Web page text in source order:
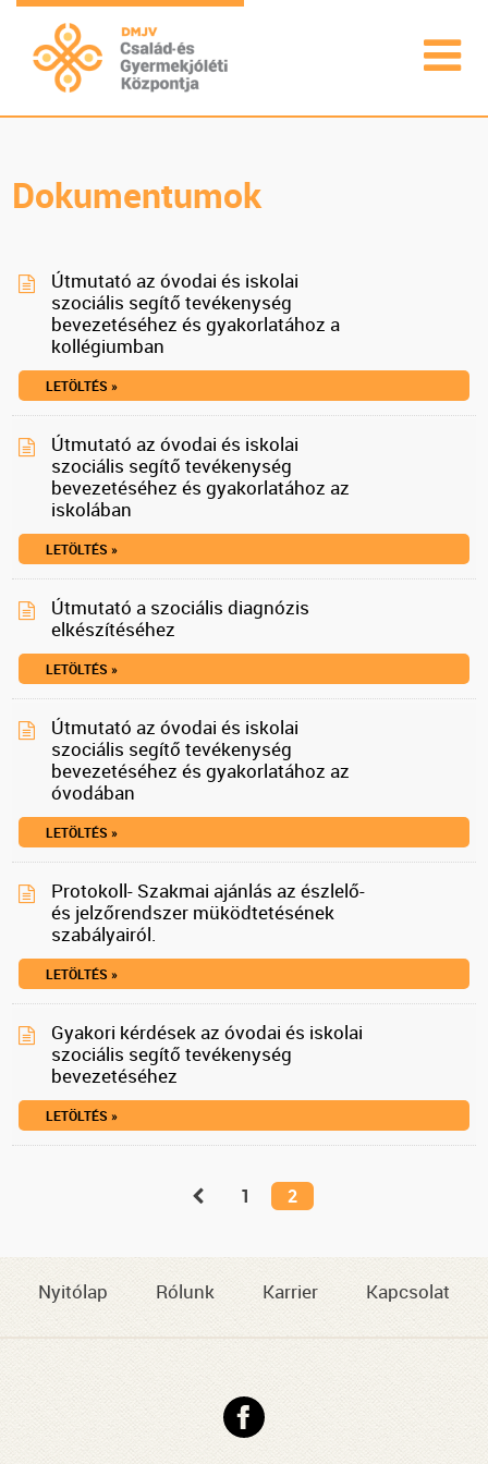
Dokumentumok
Útmutató az óvodai és iskolai
szociális segítő tevékenység
bevezetéséhez és gyakorlatához a
kollégiumban
LETÖLTÉS »
Útmutató az óvodai és iskolai
szociális segítő tevékenység
bevezetéséhez és gyakorlatához az
iskolában
LETÖLTÉS »
Útmutató a szociális diagnózis
elkészítéséhez
LETÖLTÉS »
Útmutató az óvodai és iskolai
szociális segítő tevékenység
bevezetéséhez és gyakorlatához az
óvodában
LETÖLTÉS »
Protokoll- Szakmai ajánlás az észlelő-
és jelzőrendszer müködtetésének
szabályairól.
LETÖLTÉS »
Gyakori kérdések az óvodai és iskolai
szociális segítő tevékenység
bevezetéséhez
LETÖLTÉS »
1 2
Nyitólap Rólunk Karrier Kapcsolat